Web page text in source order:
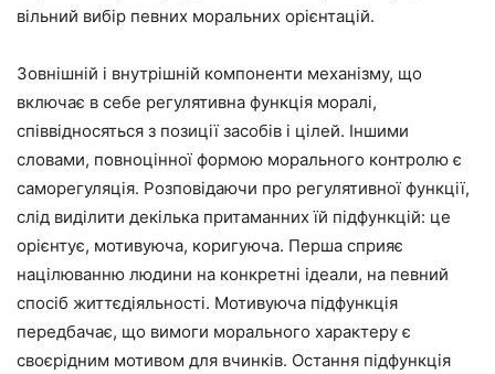
вільний вибір певних моральних орієнтацій.
Зовнішній і внутрішній компоненти механізму, що
включає в себе регулятивна функція моралі,
співвідносяться з позиції засобів і цілей. Іншими
словами, повноцінної формою морального контролю є
саморегуляція. Розповідаючи про регулятивної функції,
слід виділити декілька притаманних їй підфункцій: це
орієнтує, мотивуюча, коригуюча. Перша сприяє
націлюванню людини на конкретні ідеали, на певний
спосіб життєдіяльності. Мотивуюча підфункція
передбачає, що вимоги морального характеру є
своєрідним мотивом для вчинків. Остання підфункція